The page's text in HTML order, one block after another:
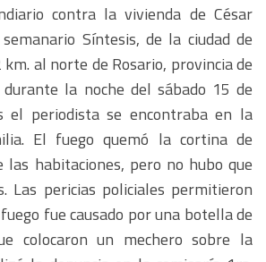
contra la vivienda de César
Síntesis, de la ciudad de
al norte de Rosario, provincia de
la noche del sábado 15 de
el periodista se encontraba en la
El fuego quemó la cortina de
las habitaciones, pero no hubo que
Las pericias policiales permitieron
fue causado por una botella de
colocaron un mechero sobre la